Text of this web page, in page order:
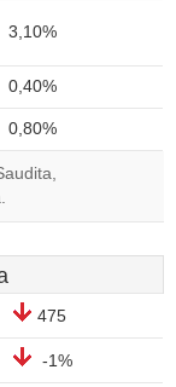
3,10%
0,40%
0,80%
475
-1%